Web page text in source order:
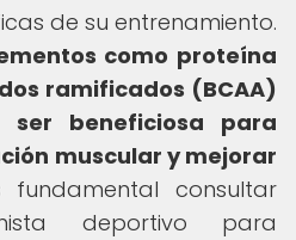
de su entrenamiento.
como proteína
ramificados (BCAA)
beneficiosa para
muscular y mejorar
fundamental consultar
deportivo para